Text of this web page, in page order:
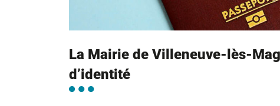
La Mairie de Villeneuve-lès-
d’identité